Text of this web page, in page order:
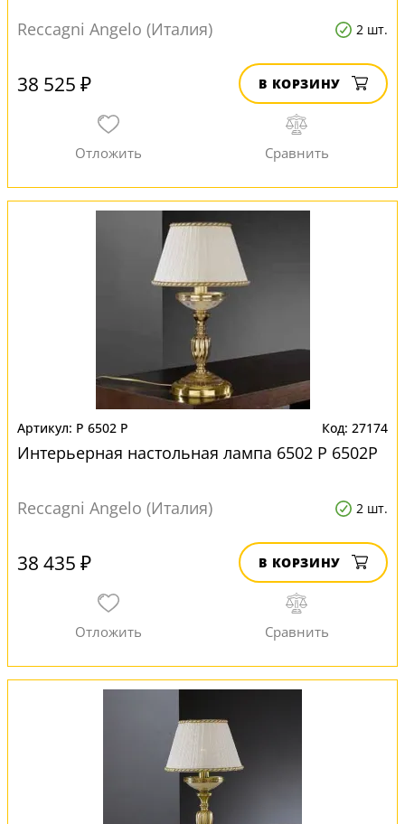
Reccagni Angelo (Италия) 2 шт.
38 525 ₽ В КОРЗИНУ
P 6502 P 27174
Интерьерная настольная лампа 6502 P 6502P
Reccagni Angelo (Италия) 2 шт.
38 435 ₽ В КОРЗИНУ